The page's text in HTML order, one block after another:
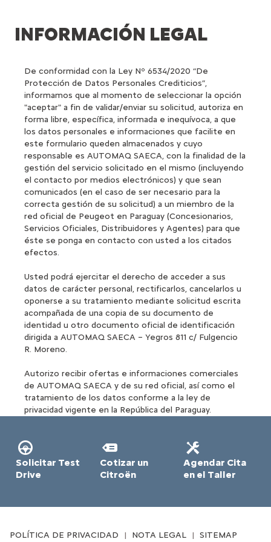
INFORMACIÓN LEGAL
De conformidad con la Ley Nº 6534/2020 “De
Protección de Datos Personales Crediticios”,
informamos que al momento de seleccionar la opción
"aceptar" a fin de validar/enviar su solicitud, autoriza en
forma libre, específica, informada e inequívoca, a que
los datos personales e informaciones que facilite en
este formulario queden almacenados y cuyo
responsable es AUTOMAQ SAECA, con la finalidad de la
gestión del servicio solicitado en el mismo (incluyendo
el contacto por medios electrónicos) y que sean
comunicados (en el caso de ser necesario para la
correcta gestión de su solicitud) a un miembro de la
red oficial de Peugeot en Paraguay (Concesionarios,
Servicios Oficiales, Distribuidores y Agentes) para que
éste se ponga en contacto con usted a los citados
efectos.
Usted podrá ejercitar el derecho de acceder a sus
datos de carácter personal, rectificarlos, cancelarlos u
oponerse a su tratamiento mediante solicitud escrita
acompañada de una copia de su documento de
identidad u otro documento oficial de identificación
dirigida a AUTOMAQ SAECA – Yegros 811 c/ Fulgencio
R. Moreno.
Autorizo recibir ofertas e informaciones comerciales
de AUTOMAQ SAECA y de su red oficial, así como el
tratamiento de los datos conforme a la ley de
privacidad vigente en la República del Paraguay.
Solicitar Test
Drive
Cotizar un
Citroën
Agendar Cita
en el Taller
POLÍTICA DE PRIVACIDAD NOTA LEGAL SITEMAP